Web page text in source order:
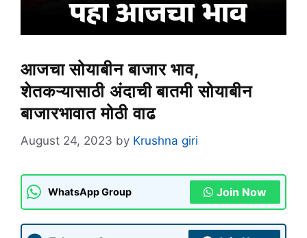
आजचा सोयाबीन बाजार भाव,
शेतकऱ्यासाठी अंदाची बातमी सोयाबीन
बाजारभावात मोठी वाढ
August 24, 2023 by Krushna giri
WhatsApp Group Join Now